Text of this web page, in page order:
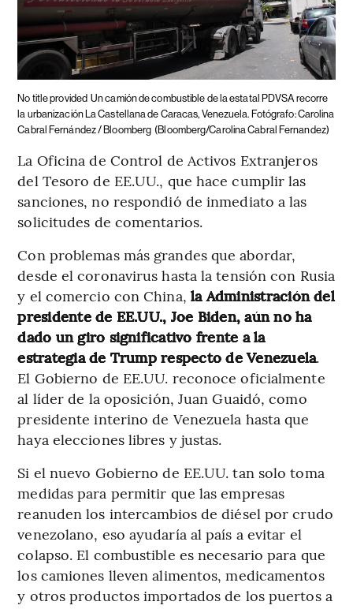
No title provided Un camión de combustible de la estatal PDVSA recorre
la urbanización La Castellana de Caracas, Venezuela. Fotógrafo: Carolina
Cabral Fernández / Bloomberg (Bloomberg/Carolina Cabral Fernandez)
La Oficina de Control de Activos Extranjeros
del Tesoro de EE.UU., que hace cumplir las
sanciones, no respondió de inmediato a las
solicitudes de comentarios.
Con problemas más grandes que abordar,
desde el coronavirus hasta la tensión con Rusia
y el comercio con China, la Administración del
presidente de EE.UU., Joe Biden, aún no ha
dado un giro significativo frente a la
estrategia de Trump respecto de Venezuela.
El Gobierno de EE.UU. reconoce oficialmente
al líder de la oposición, Juan Guaidó, como
presidente interino de Venezuela hasta que
haya elecciones libres y justas.
Si el nuevo Gobierno de EE.UU. tan solo toma
medidas para permitir que las empresas
reanuden los intercambios de diésel por crudo
venezolano, eso ayudaría al país a evitar el
colapso. El combustible es necesario para que
los camiones lleven alimentos, medicamentos
y otros productos importados de los puertos a